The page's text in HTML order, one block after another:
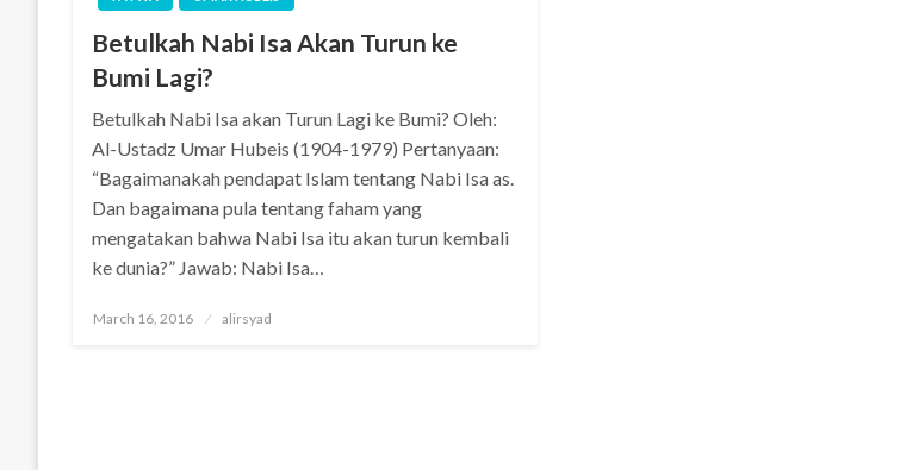
Betulkah Nabi Isa Akan Turun ke
Bumi Lagi?
Betulkah Nabi Isa akan Turun Lagi ke Bumi? Oleh:
Al-Ustadz Umar Hubeis (1904-1979) Pertanyaan:
“Bagaimanakah pendapat Islam tentang Nabi Isa as.
Dan bagaimana pula tentang faham yang
mengatakan bahwa Nabi Isa itu akan turun kembali
ke dunia?” Jawab: Nabi Isa…
Posted
March 16, 2016 alirsyad